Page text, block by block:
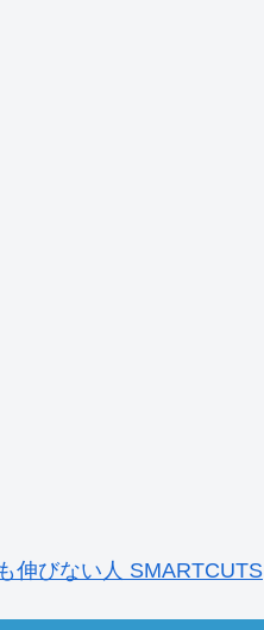
伸びない人 SMARTCUTS